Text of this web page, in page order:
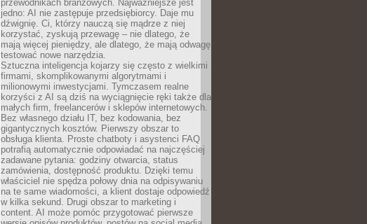
przewodnikach branżowych. Najważniejsze jest
jedno: AI nie zastępuje przedsiębiorcy. Daje mu
dźwignię. Ci, którzy nauczą się mądrze z niej
korzystać, zyskują przewagę – nie dlatego, że
mają więcej pieniędzy, ale dlatego, że mają odwagę
testować nowe narzędzia.
Sztuczna inteligencja kojarzy się często z wielkimi
firmami, skomplikowanymi algorytmami i
milionowymi inwestycjami. Tymczasem realne
korzyści z AI są dziś na wyciągnięcie ręki także dla
małych firm, freelancerów i sklepów internetowych.
Bez własnego działu IT, bez kodowania, bez
gigantycznych kosztów. Pierwszy obszar to
obsługa klienta. Proste chatboty i asystenci FAQ
potrafią automatycznie odpowiadać na najczęściej
zadawane pytania: godziny otwarcia, status
zamówienia, dostępność produktu. Dzięki temu
właściciel nie spędza połowy dnia na odpisywaniu
na te same wiadomości, a klient dostaje odpowiedź
w kilka sekund. Drugi obszar to marketing i
content. AI może pomóc przygotować pierwsze